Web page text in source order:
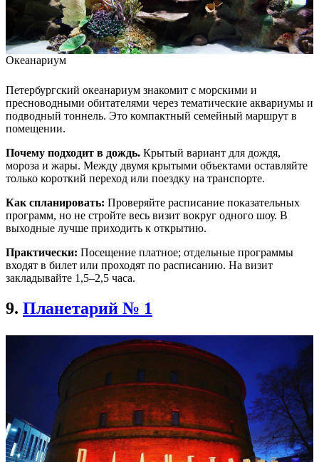
Океанариум
Петербургский океанариум знакомит с морскими и
пресноводными обитателями через тематические аквариумы и
подводный тоннель. Это компактный семейный маршрут в
помещении.
Почему подходит в дождь. Крытый вариант для дождя,
мороза и жары. Между двумя крытыми объектами оставляйте
только короткий переход или поездку на транспорте.
Как спланировать: Проверяйте расписание показательных
программ, но не стройте весь визит вокруг одного шоу. В
выходные лучше приходить к открытию.
Практически: Посещение платное; отдельные программы
входят в билет или проходят по расписанию. На визит
закладывайте 1,5–2,5 часа.
9. Планетарий № 1